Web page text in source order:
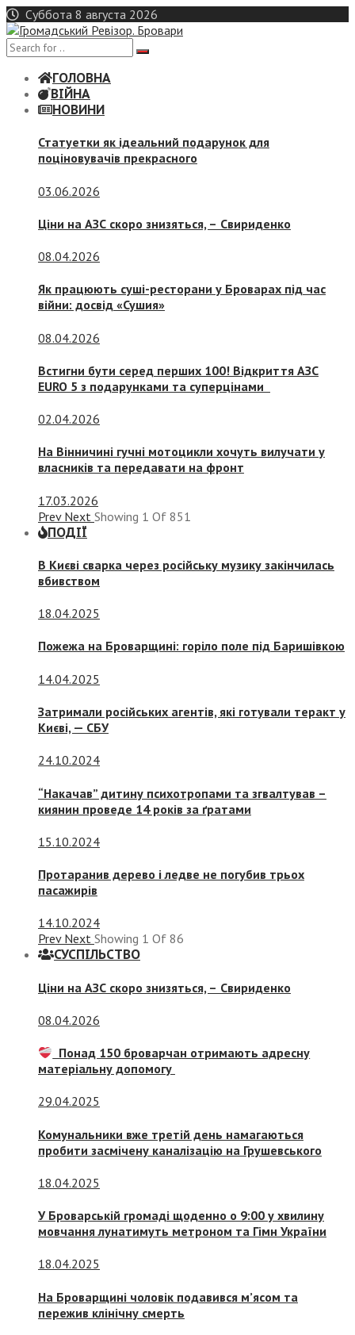
Skip
to
content
Суббота 8 августа 2026
ГОЛОВНА
ВІЙНА
НОВИНИ
Статуетки як ідеальний подарунок для
поціновувачів прекрасного
03.06.2026
Ціни на АЗС скоро знизяться, – Свириденко
08.04.2026
Як працюють суші-ресторани у Броварах під час
війни: досвід «Сушия»
08.04.2026
Встигни бути серед перших 100! Відкриття АЗС
EURO 5 з подарунками та суперцінами
02.04.2026
На Вінничині гучні мотоцикли хочуть вилучати у
власників та передавати на фронт
17.03.2026
Prev Next Showing 1 Of 851
ПОДІЇ
В Києві сварка через російську музику закінчилась
вбивством
18.04.2025
Пожежа на Броварщині: горіло поле під Баришівкою
14.04.2025
Затримали російських агентів, які готували теракт у
Києві, — СБУ
24.10.2024
“Накачав” дитину психотропами та згвалтував –
киянин проведе 14 років за ґратами
15.10.2024
Протаранив дерево і ледве не погубив трьох
пасажирів
14.10.2024
Prev Next Showing 1 Of 86
СУСПIЛЬСТВО
Ціни на АЗС скоро знизяться, – Свириденко
08.04.2026
Понад 150 броварчан отримають адресну
матеріальну допомогу
29.04.2025
Комунальники вже третій день намагаються
пробити засмічену каналізацію на Грушевського
18.04.2025
У Броварській громаді щоденно о 9:00 у хвилину
мовчання лунатимуть метроном та Гімн України
18.04.2025
На Броварщині чоловік подавився м’ясом та
пережив клінічну смерть